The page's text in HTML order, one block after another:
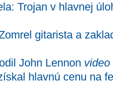
Trojan v hlavnej
gitarista a
John Lennon video
hlavnú cenu na